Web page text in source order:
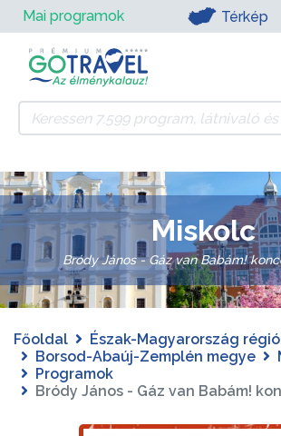
Mai programok Térkép
Miskolc
Bródy János - Gáz van Babám!
Főoldal
Észak-Magyarország régió
Borsod-Abaúj-Zemplén megye
Programok
Bródy János - Gáz van Babám!